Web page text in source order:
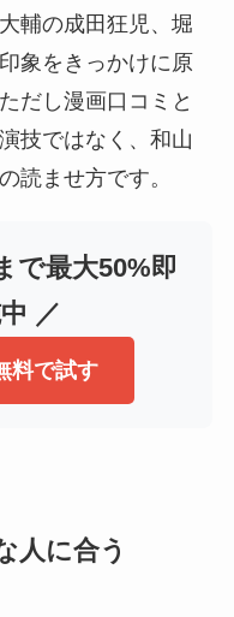
輔の成田狂児、堀
象をきっかけに原
だし漫画口コミと
技ではなく、和山
読ませ方です。
で最大50%即
／
料で試す
人に合う